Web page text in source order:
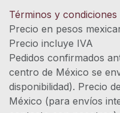
Términos y condiciones
Precio en pesos
Precio
Pedidos confirmados
centro de México se
disponibilidad). Precio
México (para envíos